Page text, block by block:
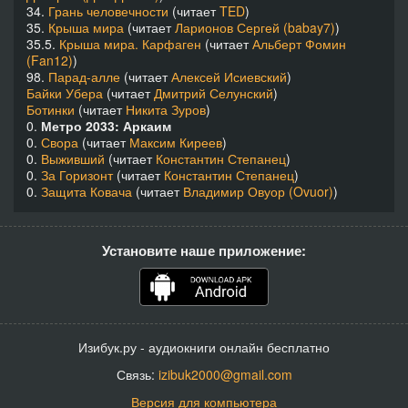
34. Грань человечности (читаетTED)
35. Крыша мира (читаетЛарионов Сергей (babay7))
35.5. Крыша мира. Карфаген (читаетАльберт Фомин
(Fan12))
98. Парад-алле (читаетАлексей Исиевский)
Байки Убера (читает Дмитрий Селунский)
Ботинки (читает Никита Зуров)
0. Метро 2033: Аркаим
0. Свора (читает Максим Киреев)
0. Выживший (читает Константин Степанец)
0. За Горизонт(читает Константин Степанец)
0. Защита Ковача (читает Владимир Овуор (Ovuor))
Установите наше приложение:
Изибук.ру - аудиокниги онлайн бесплатно
Связь: izibuk2000@gmail.com
Версия для компьютера